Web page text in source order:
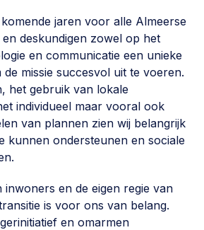
buurt vergroenen, SDG >
lokale democratie >
lokale politiek
maatschappelijke impact >
gebiedsontwikkeling
participatie,
jaren voor alle Almeerse
deskundigen zowel op het
en communicatie een unieke
missie succesvol uit te voeren.
het gebruik van lokale
individueel maar vooral ook
van plannen zien wij belangrijk
kunnen ondersteunen en sociale
en de eigen regie van
is voor ons van belang.
en omarmen